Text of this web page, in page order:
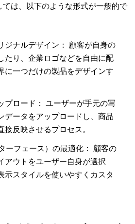
は、以下のような形式が一般的で
ジナルデザイン： 顧客が自身の
たり、企業ロゴなどを自由に配
に一つだけの製品をデザインす
プロード： ユーザーが手元の写
データをアップロードし、商品
反映させるプロセス。
ーフェース）の最適化： 顧客の
アウトをユーザー自身が選択
示スタイルを使いやすくカスタ